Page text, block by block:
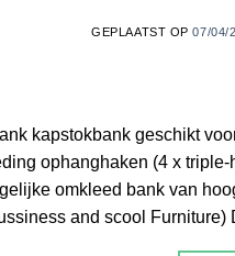
GEPLAATST OP07/04/
kapstokbank geschikt
ophanghaken (4 x
omkleed bank van
and scool